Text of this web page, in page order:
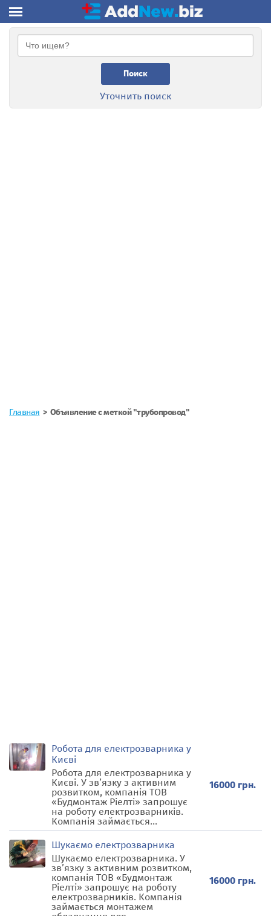
Поиск
Уточнить поиск
Главная Объявление с меткой "трубопровод"
Робота для електрозварника у
Києві
Робота для електрозварника у
Києві. У зв’язку з активним
розвитком, компанія ТОВ
«Будмонтаж Ріелті» запрошує
на роботу електрозварників.
Компанія займається...
16000 грн.
Шукаємо електрозварника
Шукаємо електрозварника. У
зв’язку з активним розвитком,
компанія ТОВ «Будмонтаж
Ріелті» запрошує на роботу
електрозварників. Компанія
займається монтажем
16000 грн.